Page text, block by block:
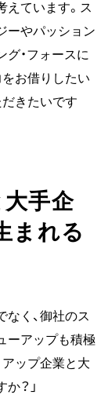
えています。ス
ーやパッション
・フォースに
お借りしたい
きたいです
手企
まれる
なく、御社のス
ーアップも積極
ップ企業と大
？」